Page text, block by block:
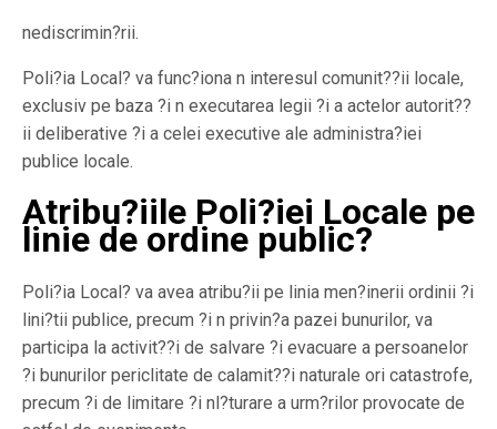
nediscrimin?rii.
Poli?ia Local? va func?iona n interesul comunit??ii locale,
exclusiv pe baza ?i n executarea legii ?i a actelor autorit??
ii deliberative ?i a celei executive ale administra?iei
publice locale.
Atribu?iile Poli?iei Locale pe
linie de ordine public?
Poli?ia Local? va avea atribu?ii pe linia men?inerii ordinii ?i
lini?tii publice, precum ?i n privin?a pazei bunurilor, va
participa la activit??i de salvare ?i evacuare a persoanelor
?i bunurilor periclitate de calamit??i naturale ori catastrofe,
precum ?i de limitare ?i nl?turare a urm?rilor provocate de